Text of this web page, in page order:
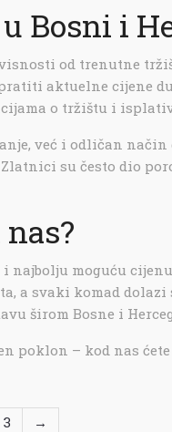
Bosni i
od trenutne
aktuelne cijene
o tržištu i
već i odličan način
su često dio
moguću
a svaki komad
širom Bosne i
poklon – kod nas
3 →